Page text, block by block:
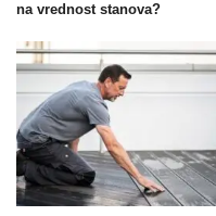
na vrednost stanova?